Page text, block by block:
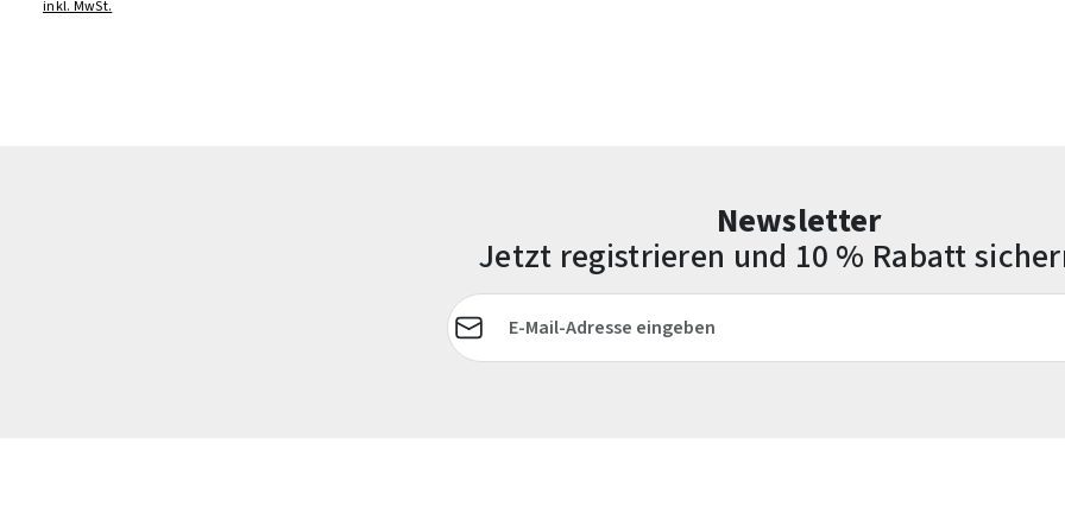
inkl. MwSt.
Newsletter
Jetzt registrieren und 10 % Rabatt
E-Mail-Adresse*